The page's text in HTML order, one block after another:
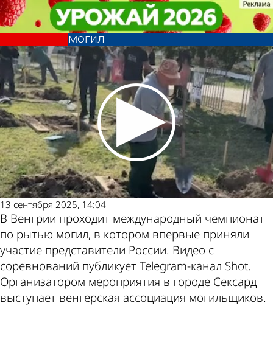
Россияне впервые приняли
участие в чемпионате по рытью
могил
В стране и
мире
13 сентября 2025, 14:04
В Венгрии проходит международный чемпионат
по рытью могил, в котором впервые приняли
участие представители России. Видео с
соревнований публикует Telegram-канал Shot.
Организатором мероприятия в городе Сексард
выступает венгерская ассоциация могильщиков.
Россияне впервые приняли
участие в чемпионате по рытью
могил
В стране и
мире
Последние новости
Погода и курсы
валют в Пензе